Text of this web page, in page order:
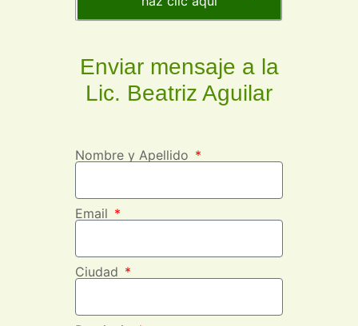
Enviar mensaje a la
Lic. Beatriz Aguilar
Nombre y Apellido
Email
Ciudad